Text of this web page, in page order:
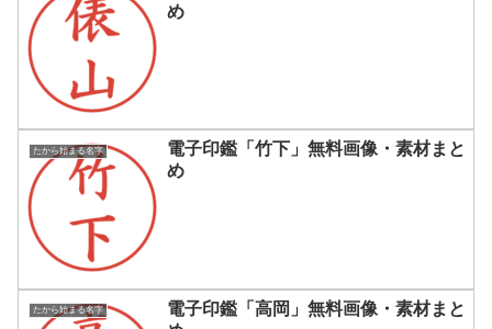
め
たから始まる名字
電子印鑑「竹下」無料画像・素材まと
め
たから始まる名字
電子印鑑「高岡」無料画像・素材まと